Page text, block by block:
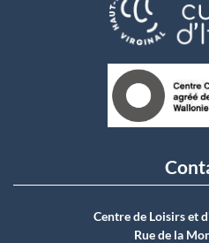
Centre de Loisirs et
Rue de la